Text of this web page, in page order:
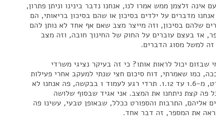
אינה זלצמן ממש אמרו לנו, אנחנו נדבר בינינו וניתן פתרון,
אנחנו מדברים על ילדים בסיכון או שהם בסיכון בריאותי, הם
שלהם בסיכון, וזה מייצר מצב שאם אף אחד לא נותן להם
אז בעצם עוברים על החוק של החינוך חובה, וזה מצב
זה למשל מסוג הדברים.
יכול לראות אותו? כי זה בעיקר נציגי משרדי
כמו שאמרתי, דוח סיכום חצי שנתי למעקב אחרי פעילות
ועדת חינוך, תרבות וספורט, מ-1.6 עד 1.12. תרדי רגע לעמוד 1 בבקשה, פה אנחנו לא
פה קצת ניתחנו את המצב. אני אגיד שבסוף שלושה
אליהם, התרבות והספורט ככלל, שבאופן טבעי, עשינו פה
את המספר, זה דבר אחד.